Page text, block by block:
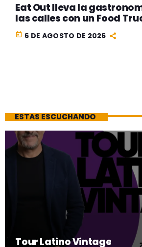
Eat Out lleva la
las calles con un Food
today 6 DE AGOSTO DE 2026
ESTAS ESCUCHANDO
Tour Latino Vintage